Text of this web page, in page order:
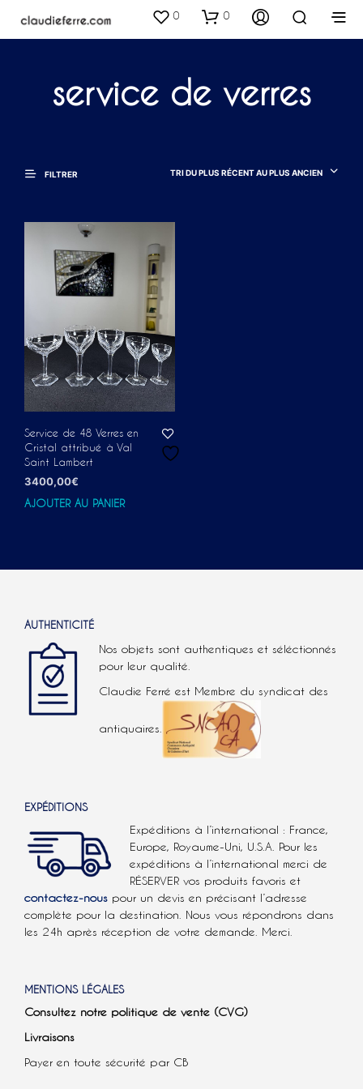
0 0
service de verres
FILTRER TRI DU PLUS RÉCENT AU PLUS ANCIEN
Service de 48 Verres en
Cristal attribué à Val
Saint Lambert
3400,00€
AJOUTER AU PANIER
AUTHENTICITÉ
Nos objets sont authentiques et séléctionnés
pour leur qualité.
Claudie Ferré est Membre du syndicat des
antiquaires.
EXPÉDITIONS
Expéditions à l’international : France,
Europe, Royaume-Uni, U.S.A. Pour les
expéditions à l’international merci de
RÉSERVER vos produits favoris et
contactez-nous pour un devis en précisant l’adresse
complète pour la destination. Nous vous répondrons dans
les 24h après réception de votre demande. Merci.
MENTIONS LÉGALES
Consultez notre politique de vente (CVG)
Livraisons
Payer en toute sécurité par CB